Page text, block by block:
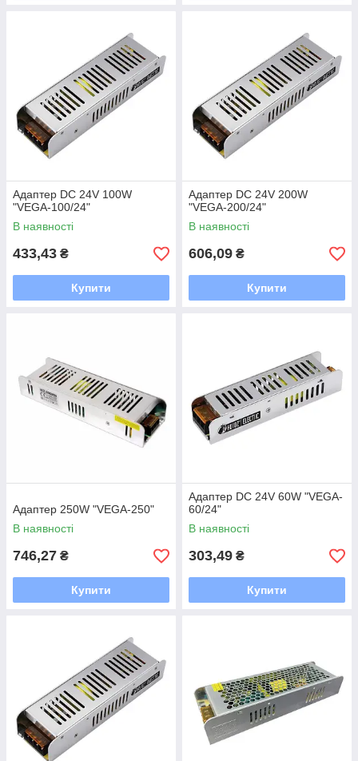
Адаптер DC 24V 100W
"VEGA-100/24"
В наявності
433,43 ₴
Купити
Адаптер DC 24V 200W
"VEGA-200/24"
В наявності
606,09 ₴
Купити
Адаптер 250W "VEGA-250"
В наявності
746,27 ₴
Купити
Адаптер DC 24V 60W "VEGA-
60/24"
В наявності
303,49 ₴
Купити